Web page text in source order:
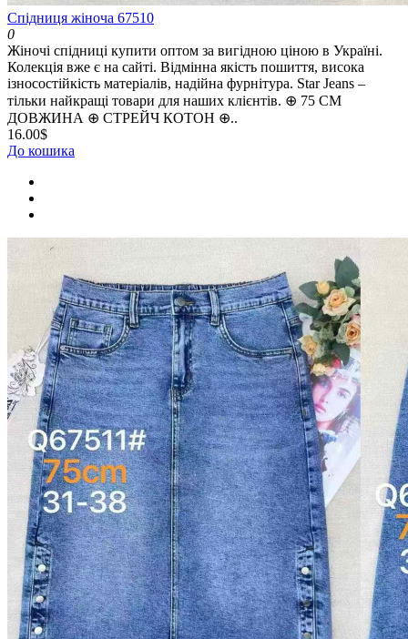
Спідниця жіноча 67510
0
Жіночі спідниці купити оптом за вигідною ціною в Україні.
Колекція вже є на сайті. Відмінна якість пошиття, висока
ізносостійкість матеріалів, надійна фурнітура. Star Jeans –
тільки найкращі товари для наших клієнтів. ⊕ 75 СМ
ДОВЖИНА ⊕ СТРЕЙЧ КОТОН ⊕..
16.00$
До кошика